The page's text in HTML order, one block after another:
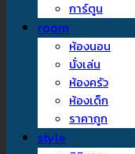
การ์ตูน
room
ห้องนอน
นั่งเล่น
ห้องครัว
ห้องเด็ก
ราคาถูก
style